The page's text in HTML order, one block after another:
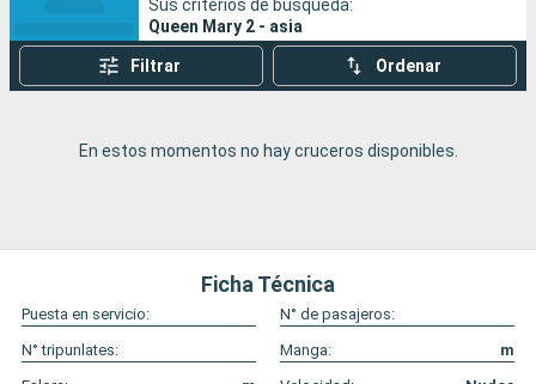
Buscar
Sus criterios de búsqueda:
Queen Mary 2 - asia
Filtrar Ordenar
En estos momentos no hay cruceros disponibles.
Ficha Técnica
Puesta en servicio:
N° de pasajeros:
N° tripunlates:
Manga:
m